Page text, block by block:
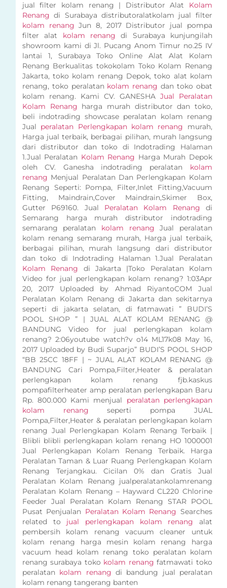
jual filter kolam renang | Distributor Alat Kolam
Renang di Surabaya distributoralatkolam jual filter
kolam renang Jun 8, 2017 Distributor jual pompa
filter alat kolam renang di Surabaya kunjungilah
showroom kami di Jl. Pucang Anom Timur no.25 IV
lantai 1, Surabaya Toko Online Alat Alat Kolam
Renang Berkualitas tokokolam Toko Kolam Renang
Jakarta, toko kolam renang Depok, toko alat kolam
renang, toko peralatankolam renang dan toko obat
kolam renang. Kami CV. GANESHA Jual Peralatan
Kolam Renang harga murah distributor dan toko,
beli indotrading showcase peralatan kolam renang
Jual peralatan Perlengkapan kolam renang murah,
Harga jual terbaik, berbagai pilihan, murah langsung
dari distributor dan toko di Indotrading Halaman
1.Jual Peralatan Kolam Renang Harga Murah Depok
oleh CV. Ganesha indotrading peralatan kolam
renang Menjual Peralatan Dan Perlengkapan Kolam
Renang Seperti: Pompa, Filter,Inlet Fitting,Vacuum
Fitting, Maindrain,Cover Maindrain,Skimer Box,
Gutter P69160. Jual Peralatan Kolam Renang di
Semarang harga murah distributor indotrading
semarang peralatan kolam renang Jual peralatan
kolam renang semarang murah, Harga jual terbaik,
berbagai pilihan, murah langsung dari distributor
dan toko di Indotrading Halaman 1.Jual Peralatan
Kolam Renang di Jakarta |Toko Peralatan Kolam
Video for jual perlengkapan kolam renang? 1:03Apr
20, 2017 Uploaded by Ahmad RiyantoCOM Jual
Peralatan Kolam Renang di Jakarta dan sekitarnya
seperti di jakarta selatan, di fatmawati ” BUDI’S
POOL SHOP ” | JUAL ALAT KOLAM RENANG @
BANDUNG Video for jual perlengkapan kolam
renang? 2:06youtube watch?v o14 ML17k08 May 16,
2017 Uploaded by Budi Suparjo” BUDI’S POOL SHOP
“BB 25CC 18FF | ~ JUAL ALAT KOLAM RENANG @
BANDUNG Cari Pompa,Filter,Heater & peralatan
perlengkapan kolam renang fjb.kaskus
pompafilterheater amp peralatan perlengkapan Baru
Rp. 800.000 Kami menjual peralatan perlengkapan
kolam renang seperti pompa JUAL
Pompa,Filter,Heater & peralatan perlengkapan kolam
renang Jual Perlengkapan Kolam Renang Terbaik |
Blibli blibli perlengkapan kolam renang HO 1000001
Jual Perlengkapan Kolam Renang Terbaik. Harga
Peralatan Taman & Luar Ruang Perlengkapan Kolam
Renang Terjangkau. Cicilan 0% dan Gratis Jual
Peralatan Kolam Renang jualperalatankolamrenang
Peralatan Kolam Renang – Hayward CL220 Chlorine
Feeder Jual Peralatan Kolam Renang STAR POOL
Pusat Penjualan Peralatan Kolam Renang Searches
related to jual perlengkapan kolam renang alat
pembersih kolam renang vacuum cleaner untuk
kolam renang harga mesin kolam renang harga
vacuum head kolam renang toko peralatan kolam
renang surabaya toko kolam renang fatmawati toko
peralatan kolam renang di bandung jual peralatan
kolam renang tangerang banten